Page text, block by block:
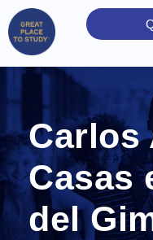
Carlos
Casas
del